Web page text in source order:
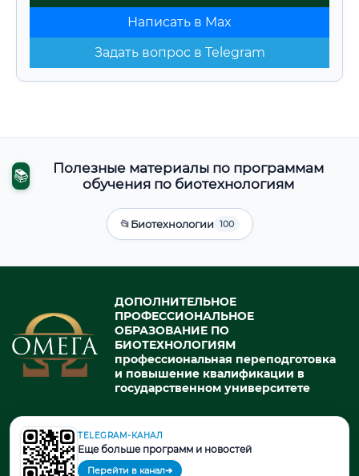
Написать в Max
Задать вопрос в Telegram
📚
Полезные материалы по программам
обучения по биотехнологиям
📂Биотехнологии 100
ДОПОЛНИТЕЛЬНОЕ
ПРОФЕССИОНАЛЬНОЕ
ОБРАЗОВАНИЕ ПО
БИОТЕХНОЛОГИЯМ
профессиональная переподготовка
и повышение квалификации в
государственном университете
© 2026. При использовании материалов портала активная ссылка
на источник обязательна.
TELEGRAM-КАНАЛ
Еще больше программ и новостей
Перейти в канал➔